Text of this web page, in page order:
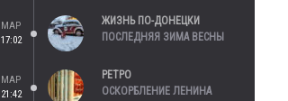
МАР
17:02
ЖИЗНЬ ПО-ДОНЕЦКИ
ПОСЛЕДНЯЯ ЗИМА ВЕСНЫ
МАР
21:42
РЕТРО
ОСКОРБЛЕНИЕ ЛЕНИНА